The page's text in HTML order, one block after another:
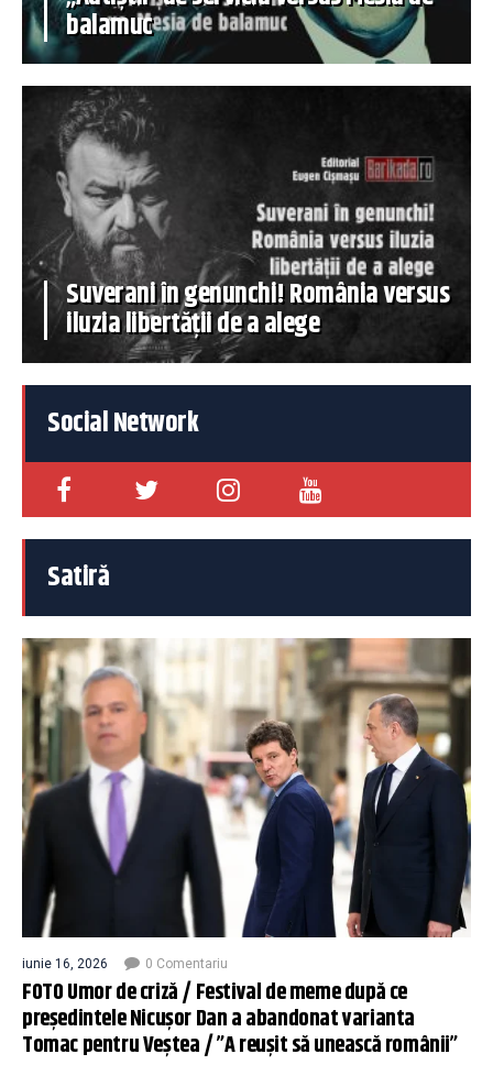
balamuc
Suverani în genunchi! România versus
iluzia libertății de a alege
Social Network
Satiră
iunie 16, 2026 0 Comentariu
FOTO Umor de criză / Festival de meme după ce
președintele Nicușor Dan a abandonat varianta
Tomac pentru Veștea / ”A reușit să unească românii”